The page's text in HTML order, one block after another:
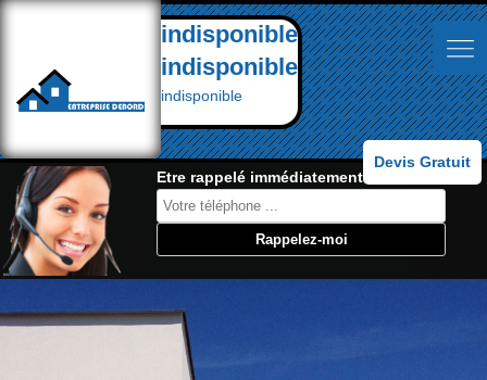
indisponible
indisponible
indisponible
Devis Gratuit
Etre rappelé immédiatement: